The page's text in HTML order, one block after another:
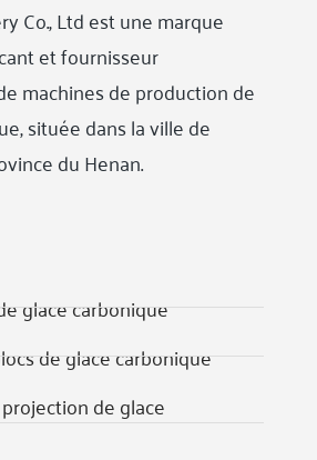
Co., Ltd est une marque
et fournisseur
machines de production de
située dans la ville de
du Henan.
glace carbonique
de glace carbonique
de glace